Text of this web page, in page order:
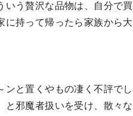
う贅沢な品物は、自分で
持って帰ったら家族から
ンと置くやもの凄く不評で
邪魔者扱いを受け、散々